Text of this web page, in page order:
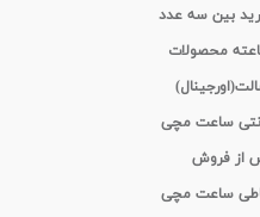
بین سه عدد
از فروش
ساعت مچی